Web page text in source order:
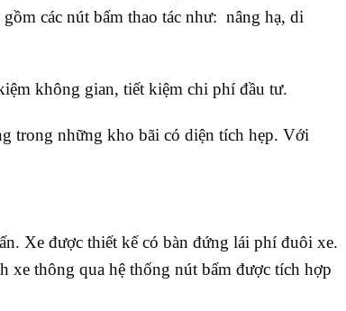
các nút bấm thao tác như: nâng hạ, di
không gian, tiết kiệm chi phí đầu tư.
trong những kho bãi có diện tích hẹp. Với
Xe được thiết kế có bàn đứng lái phí đuôi xe.
xe thông qua hệ thống nút bấm được tích hợp